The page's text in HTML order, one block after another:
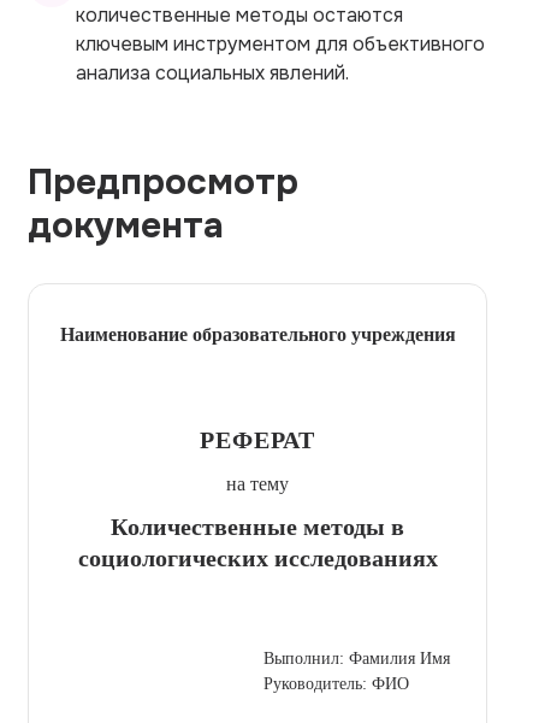
количественные методы остаются
ключевым инструментом для объективного
анализа социальных явлений.
Предпросмотр
документа
Наименование образовательного учреждения
РЕФЕРАТ
на тему
Количественные методы в
социологических исследованиях
Выполнил: Фамилия Имя
Руководитель: ФИО